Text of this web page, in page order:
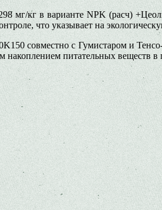
мг/кг в варианте NPK (расч)
что указы­вает на
совместно с Гумистаром и
накоплением питательных веществ в